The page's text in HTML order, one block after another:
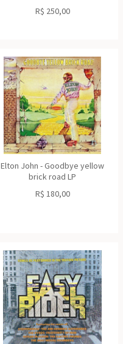
R$ 250,00
Elton John - Goodbye yellow
brick road LP
R$ 180,00